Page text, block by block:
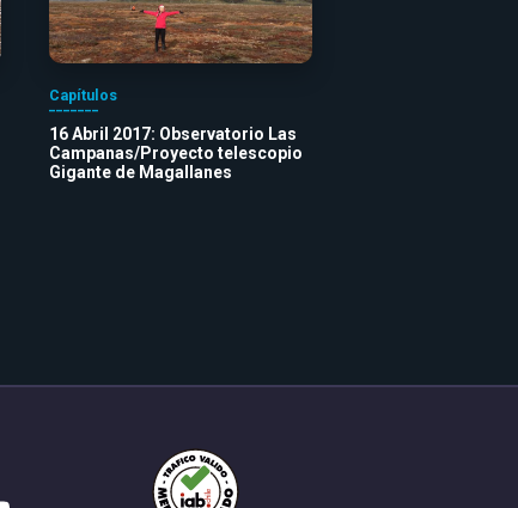
Capítulos
16 Abril 2017: Observatorio Las
Campanas/Proyecto telescopio
Gigante de Magallanes